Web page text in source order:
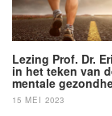
Lezing Prof. Dr.
in het teken van
mentale
15 MEI 2023